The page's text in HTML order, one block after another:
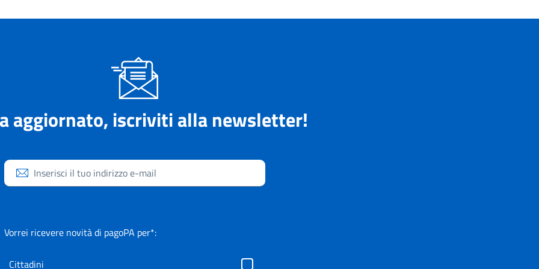
aggiornato, iscriviti alla newsletter!
Inserisci il tuo indirizzo e-mail
Vorrei ricevere novità di pagoPA per*:
Cittadini